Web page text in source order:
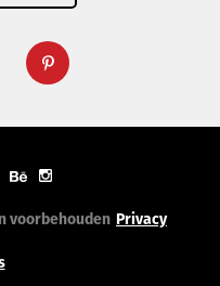
voorbehouden Privacy